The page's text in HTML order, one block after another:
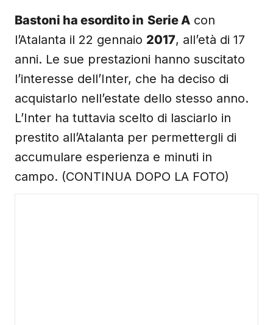
Bastoni ha esordito in Serie A con
l’Atalanta il 22 gennaio 2017, all’età di 17
anni. Le sue prestazioni hanno suscitato
l’interesse dell’Inter, che ha deciso di
acquistarlo nell’estate dello stesso anno.
L’Inter ha tuttavia scelto di lasciarlo in
prestito all’Atalanta per permettergli di
accumulare esperienza e minuti in
campo. (CONTINUA DOPO LA FOTO)